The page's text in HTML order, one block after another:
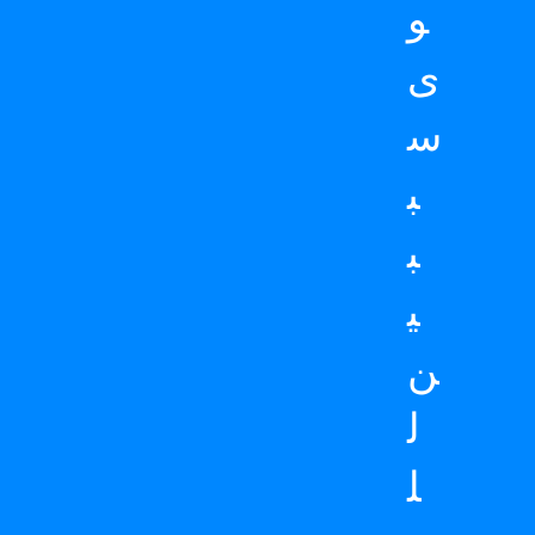
و
ى
س
ب
ب
ي
ن
ل
ل